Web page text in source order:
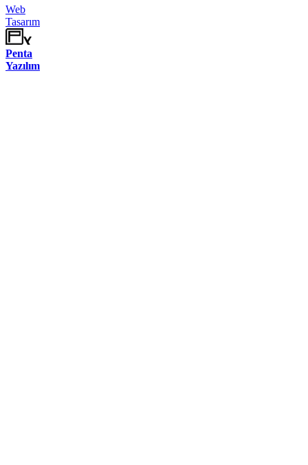
Web
Tasarım
Penta
Yazılım